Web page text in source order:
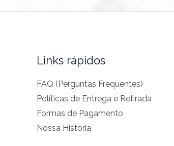
Links rápidos
FAQ (Perguntas Frequentes)
Políticas de Entrega e Retirada
Formas de Pagamento
Nossa História